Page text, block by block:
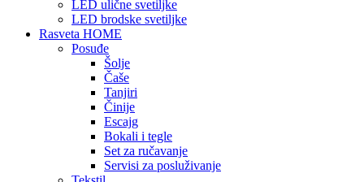
LED ulične svetiljke
LED brodske svetiljke
Rasveta HOME
Posuđe
Šolje
Čaše
Tanjiri
Činije
Escajg
Bokali i tegle
Set za ručavanje
Servisi za posluživanje